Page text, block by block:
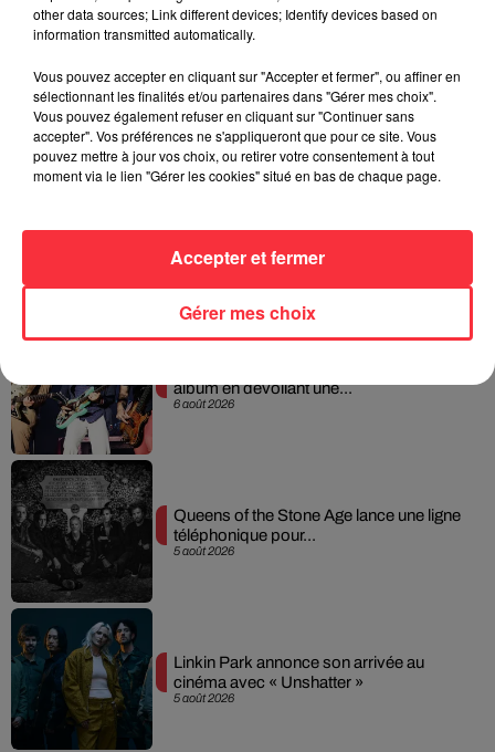
Afficher l'élément
Rock News
6 août 2026
6 août 2026
album en dévoilant une...
5 août 2026
Queens of the Stone Age lance une ligne
téléphonique pour...
5 août 2026
Linkin Park annonce son arrivée au
cinéma avec « Unshatter »
other data sources; Link different devices; Identify devices based on
information transmitted automatically.
Vous pouvez accepter en cliquant sur "Accepter et fermer", ou affiner en
sélectionnant les finalités et/ou partenaires dans "Gérer mes choix".
Vous pouvez également refuser en cliquant sur "Continuer sans
accepter". Vos préférences ne s'appliqueront que pour ce site. Vous
pouvez mettre à jour vos choix, ou retirer votre consentement à tout
moment via le lien "Gérer les cookies" situé en bas de chaque page.
Gérer mes choix
Accepter et fermer